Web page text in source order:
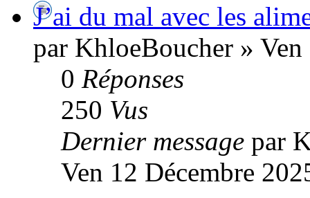
J’ai du mal avec les
par KhloeBoucher »
0 Réponses
250 Vus
Dernier message par
Ven 12 Décembre